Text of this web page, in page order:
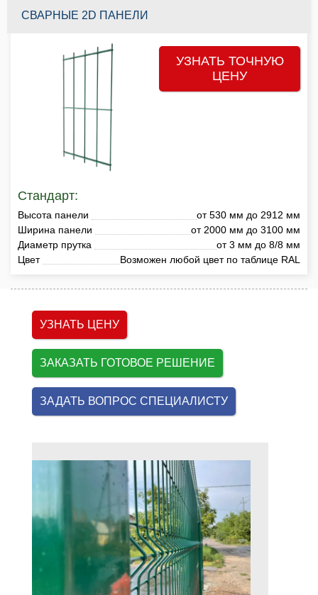
СВАРНЫЕ 2D ПАНЕЛИ
УЗНАТЬ ТОЧНУЮ
ЦЕНУ
Стандарт:
Высота панели
от 530 мм до 2912 мм
Ширина панели
от 2000 мм до 3100 мм
Диаметр прутка
от 3 мм до 8/8 мм
Цвет
Возможен любой цвет по таблице RAL
УЗНАТЬ ЦЕНУ
ЗАКАЗАТЬ ГОТОВОЕ РЕШЕНИЕ
ЗАДАТЬ ВОПРОС СПЕЦИАЛИСТУ